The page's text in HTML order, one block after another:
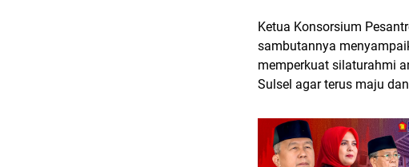
Ketua Konsorsium
sambutannya
memperkuat silaturahmi
Sulsel agar terus maju